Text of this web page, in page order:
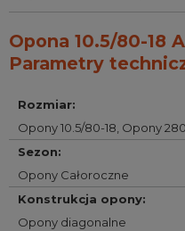
Opona 10.5/80-18
Parametry
Rozmiar:
Opony 10.5/80-18 Opony
Sezon:
Opony Całoroczne
Konstrukcja opony:
Opony diagonalne